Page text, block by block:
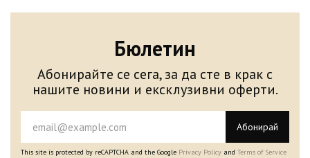
Бюлетин
Абонирайте се сега, за да сте в крак с
нашите новини и ексклузивни оферти.
Абонирай
This site is protected by reCAPTCHA and the Google Privacy Policy and Terms of Service